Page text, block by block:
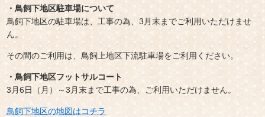
・鳥飼下地区駐車場について
鳥飼下地区の駐車場は、工事の為、3月末までご利用いただけませ
ん。
その間のご利用は、鳥飼上地区下流駐車場をご利用ください。
・鳥飼下地区フットサルコート
3月6日（月）～3月末まで工事の為、ご利用いただけません。
鳥飼下地区の地図はコチラ